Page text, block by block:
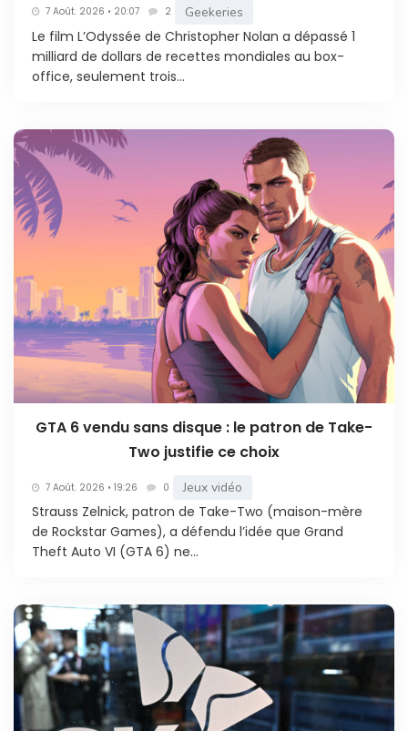
7 Août. 2026 • 20:07 2 Geekeries
Le film L’Odyssée de Christopher Nolan a dépassé 1
milliard de dollars de recettes mondiales au box-
office, seulement trois...
GTA 6 vendu sans disque : le patron de Take-
Two justifie ce choix
7 Août. 2026 • 19:26 0 Jeux vidéo
Strauss Zelnick, patron de Take-Two (maison-mère
de Rockstar Games), a défendu l’idée que Grand
Theft Auto VI (GTA 6) ne...